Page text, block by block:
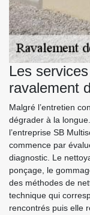
Les
ravalement
Malgré l’entretien
dégrader à la
l’entreprise SB
commence par
diagnostic. Le
ponçage, le
des méthodes de
technique qui
rencontrés puis elle